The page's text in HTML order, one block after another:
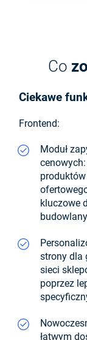
Co
Ciekawe
Frontend:
Moduł
kluczowe
strony dla
sieci
poprzez
łatwym